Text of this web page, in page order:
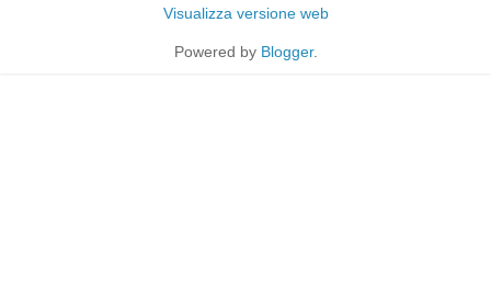
Visualizza versione web
Powered by Blogger.